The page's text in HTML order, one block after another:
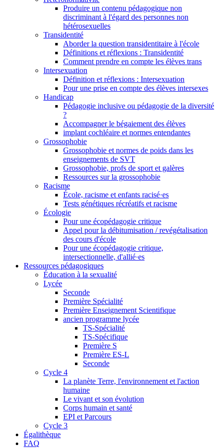
Produire un contenu pédagogique non
discriminant à l'égard des personnes non
hétérosexuelles
Transidentité
Aborder la question transidentitaire à l'école
Définitions et réflexions : Transidentité
Comment prendre en compte les élèves trans
Intersexuation
Définition et réflexions : Intersexuation
Pour une prise en compte des élèves intersexes
Handicap
Pédagogie inclusive ou pédagogie de la diversité
?
Accompagner le bégaiement des élèves
implant cochléaire et normes entendantes
Grossophobie
Grossophobie et normes de poids dans les
enseignements de SVT
Grossophobie, profs de sport et galères
Ressources sur la grossophobie
Racisme
École, racisme et enfants racisé·es
Tests génétiques récréatifs et racisme
Écologie
Pour une écopédagogie critique
Appel pour la débitumisation / revégétalisation
des cours d'école
Pour une écopédagogie critique,
intersectionnelle, d'allié·es
Ressources pédagogiques
Éducation à la sexualité
Lycée
Seconde
Première Spécialité
Première Enseignement Scientifique
ancien programme lycée
TS-Spécialité
TS-Spécifique
Première S
Première ES-L
Seconde
Cycle 4
La planète Terre, l'environnement et l'action
humaine
Le vivant et son évolution
Corps humain et santé
EPI et Parcours
Cycle 3
Égalithèque
FAQ